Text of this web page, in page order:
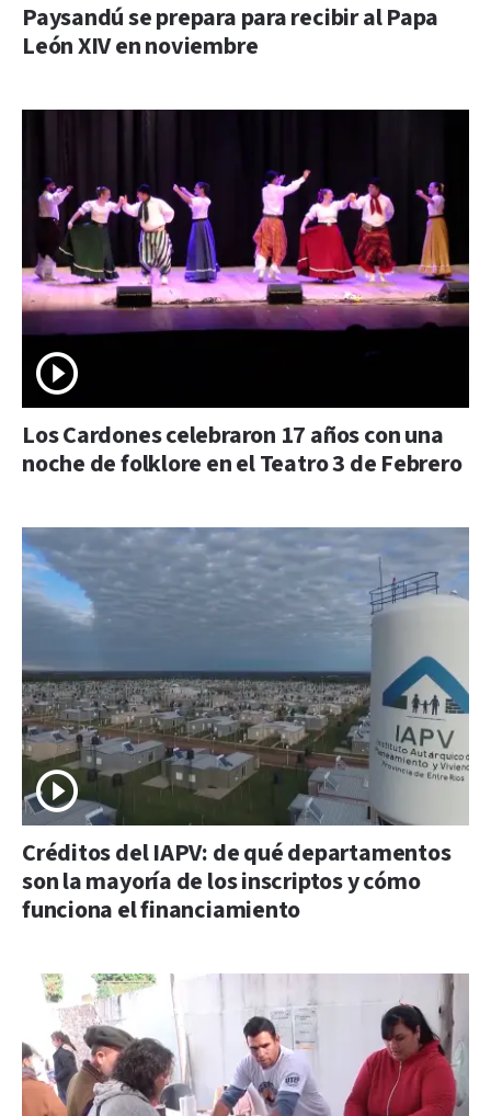
Paysandú se prepara para recibir al Papa
León XIV en noviembre
Los Cardones celebraron 17 años con una
noche de folklore en el Teatro 3 de Febrero
Créditos del IAPV: de qué departamentos
son la mayoría de los inscriptos y cómo
funciona el financiamiento